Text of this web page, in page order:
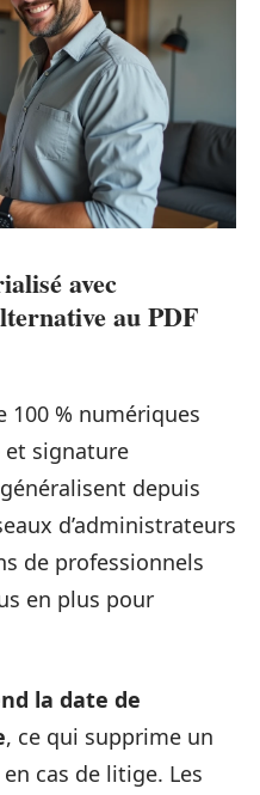
avec
au PDF
100 % numériques
et signature
depuis
d’administrateurs
de professionnels
en plus pour
la date de
, ce qui supprime un
cas de litige. Les